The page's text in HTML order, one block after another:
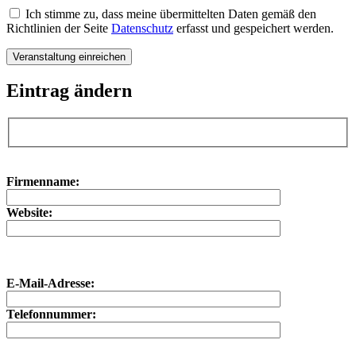
Ich stimme zu, dass meine übermittelten Daten gemäß den
Richtlinien der Seite Datenschutz erfasst und gespeichert werden.
Eintrag ändern
Firmenname:
Website:
E-Mail-Adresse:
Telefonnummer: